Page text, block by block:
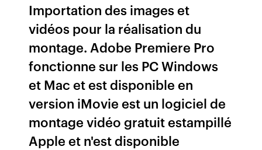
Importation des images et
vidéos pour la réalisation du
montage. Adobe Premiere Pro
fonctionne sur les PC Windows
et Mac et est disponible en
version iMovie est un logiciel de
montage vidéo gratuit estampillé
Apple et n'est disponible